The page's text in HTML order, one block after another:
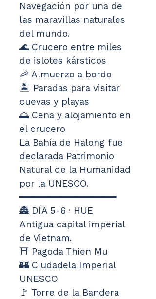
Navegación por una de
las maravillas naturales
del mundo.
🌊 Crucero entre miles
de islotes kársticos
🦐 Almuerzo a bordo
🏝️ Paradas para visitar
cuevas y playas
🌅 Cena y alojamiento en
el crucero
La Bahía de Halong fue
declarada Patrimonio
Natural de la Humanidad
por la UNESCO.
━━━━━━━━━━━━━━━━━━
🏯 DÍA 5-6 · HUE
Antigua capital imperial
de Vietnam.
⛩️ Pagoda Thien Mu
🏰 Ciudadela Imperial
UNESCO
🚩 Torre de la Bandera